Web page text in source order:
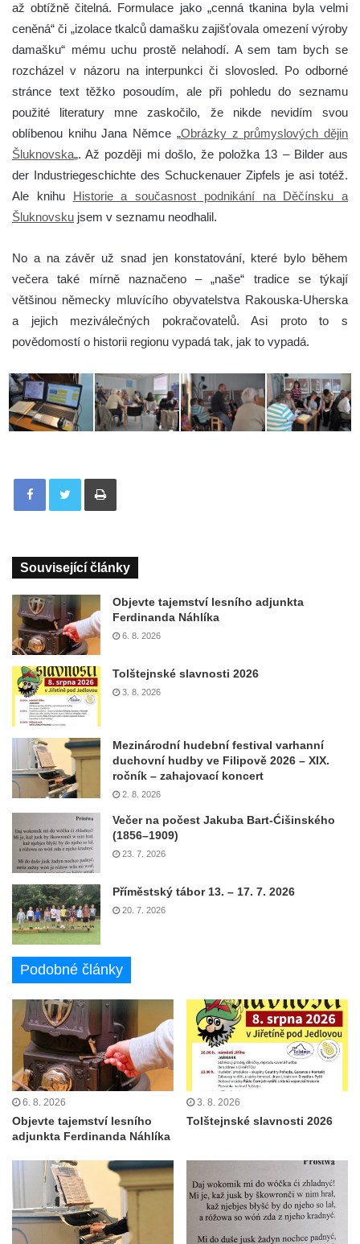
až obtížně čitelná. Formulace jako „cenná tkanina byla velmi
ceněná“ či „izolace tkalců damašku zajišťovala omezení výroby
damašku“ mému uchu prostě nelahodí. A sem tam bych se
rozcházel v názoru na interpunkci či slovosled. Po odborné
stránce text těžko posoudím, ale při pohledu do seznamu
použité literatury mne zaskočilo, že nikde nevidím svou
oblíbenou knihu Jana Němce „Obrázky z průmyslových dějin
Šluknovska„. Až později mi došlo, že položka 13 – Bilder aus
der Industriegeschichte des Schuckenauer Zipfels je asi totéž.
Ale knihu Historie a současnost podnikání na Děčínsku a
Šluknovsku jsem v seznamu neodhalil.
No a na závěr už snad jen konstatování, které bylo během
večera také mírně naznačeno – „naše“ tradice se týkají
většinou německy mluvícího obyvatelstva Rakouska-Uherska
a jejich meziválečných pokračovatelů. Asi proto to s
povědomostí o historii regionu vypadá tak, jak to vypadá.
Tisknout
Související články
Objevte tajemství lesního adjunkta
Ferdinanda Náhlíka
6. 8. 2026
Tolštejnské slavnosti 2026
3. 8. 2026
Mezinárodní hudební festival varhanní
duchovní hudby ve Filipově 2026 – XIX.
ročník – zahajovací koncert
2. 8. 2026
Večer na počest Jakuba Bart-Ćišinského
(1856–1909)
23. 7. 2026
Příměstský tábor 13. – 17. 7. 2026
20. 7. 2026
Podobné články
6. 8. 2026
Objevte tajemství lesního
adjunkta Ferdinanda Náhlíka
3. 8. 2026
Tolštejnské slavnosti 2026